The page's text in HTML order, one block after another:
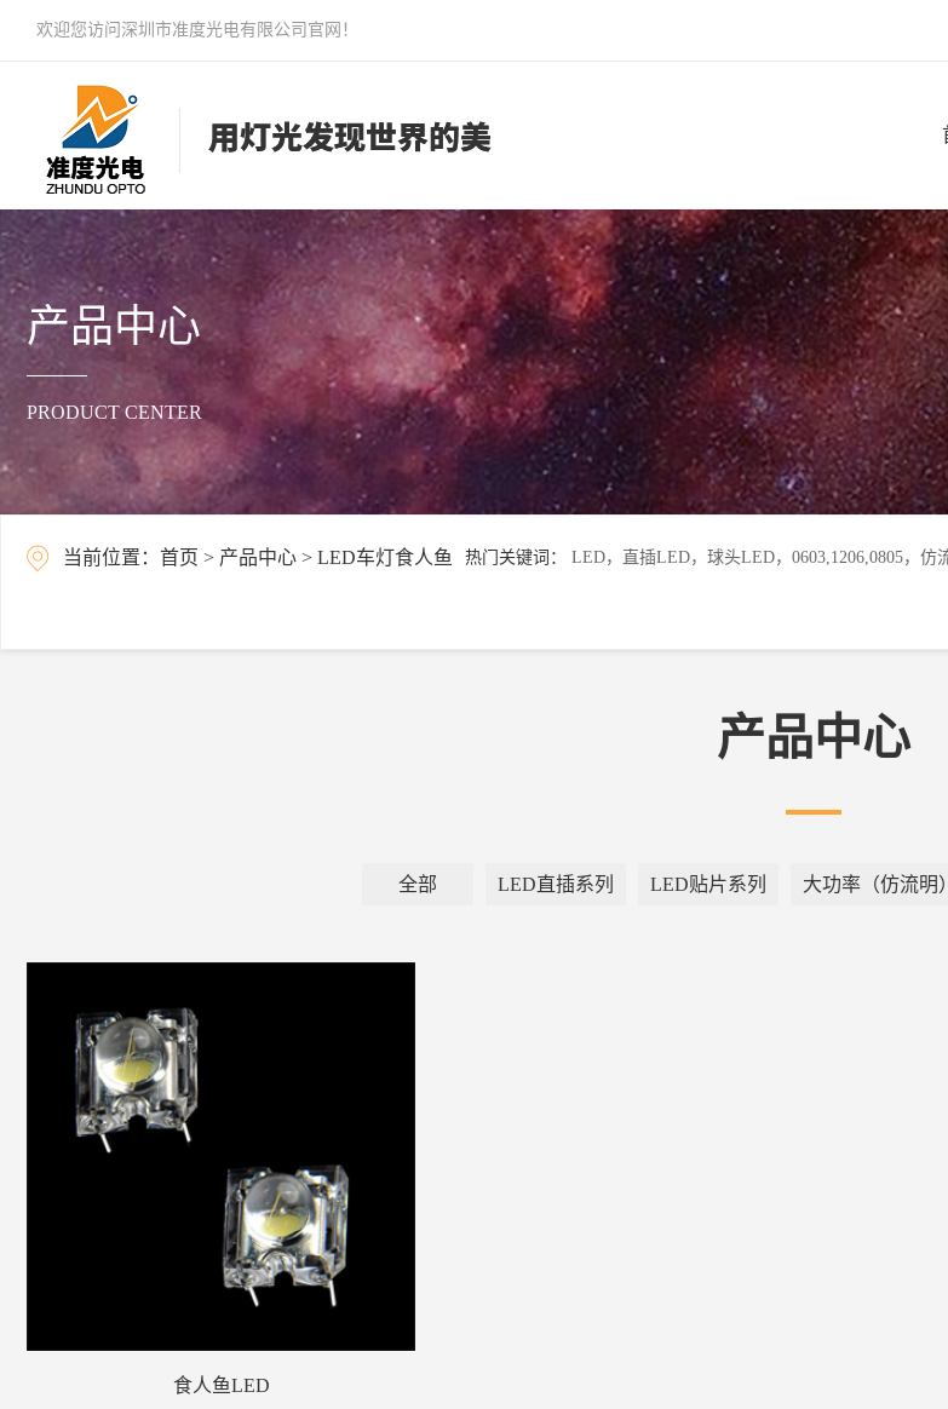
欢迎您访问深圳市准度光电有限公司官网！
产品中心
PRODUCT CENTER
当前位置： 首页 > 产品中心 > LED车灯食人鱼 热门关键词： LED，直插LED，球头LED，0603,1206,0805，仿
产品中心
全部 LED直插系列 LED贴片系列 大功率（仿流明）
食人鱼LED